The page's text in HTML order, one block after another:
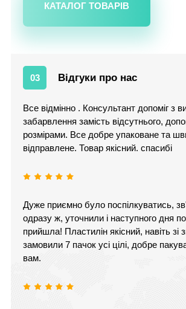
КАТАЛОГ ТОВАРІВ
03 Відгуки про нас
Все відмінно . Консультант допоміг з
забарвлення замість відсутнього,
розмірами. Все добре упаковане та
відправлене. Товар якісний. спасибі
Дуже приємно було поспілкуватись,
одразу ж, уточнили і наступного дня
прийшла! Пластилін якісний, навіть зі
замовили 7 пачок усі цілі, добре
вам.